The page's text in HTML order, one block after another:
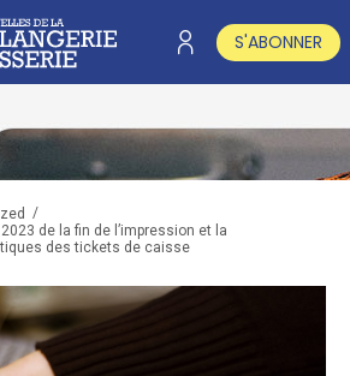
S'ABONNER
/
de la fin de l’impression et la
des tickets de caisse